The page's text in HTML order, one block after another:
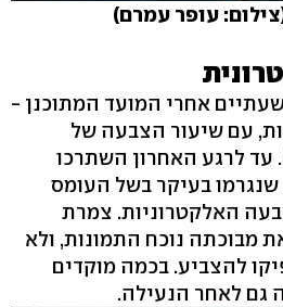
עופר עמרם)
אחרי המועד המתוכנן -
עם שיעור הצבעה של
קולות). עד לרגע האחרון השתרכו
בעיקר בשל העומס
האלקטרוניות. צמרת
מבוכתה נוכח התמונות, ולא
להצביע. בכמה מוקדים
גם לאחר הנעילה.